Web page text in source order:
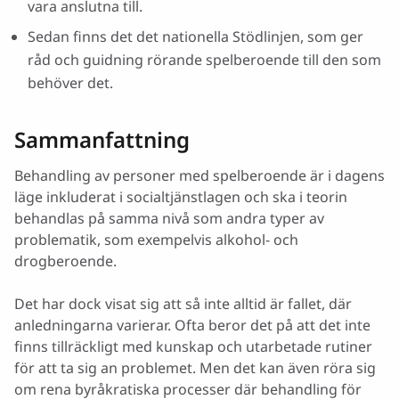
vara anslutna till.
Sedan finns det det nationella Stödlinjen, som ger
råd och guidning rörande spelberoende till den som
behöver det.
Sammanfattning
Behandling av personer med spelberoende är i dagens
läge inkluderat i socialtjänstlagen och ska i teorin
behandlas på samma nivå som andra typer av
problematik, som exempelvis alkohol- och
drogberoende.
Det har dock visat sig att så inte alltid är fallet, där
anledningarna varierar. Ofta beror det på att det inte
finns tillräckligt med kunskap och utarbetade rutiner
för att ta sig an problemet. Men det kan även röra sig
om rena byråkratiska processer där behandling för